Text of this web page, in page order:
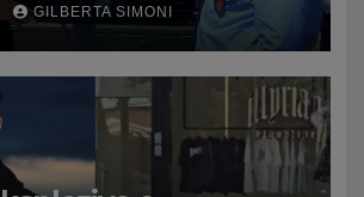
shpejti në
GILBERTA SIMONI